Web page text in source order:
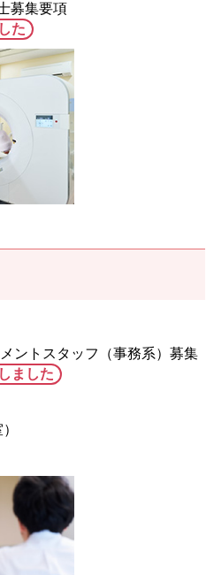
募集要項
た
ントスタッフ（事務系）募集
ました